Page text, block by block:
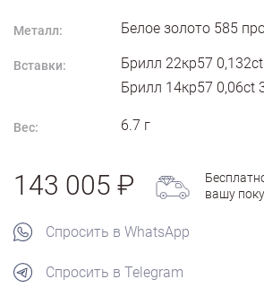
Металл: Белое золото 585
Вставки:
Брилл 22кр57
Брилл 14кр57 0,06ct
Вес: 6.7 г
143 005
вашу
Спросить в WhatsApp
Спросить в Telegram